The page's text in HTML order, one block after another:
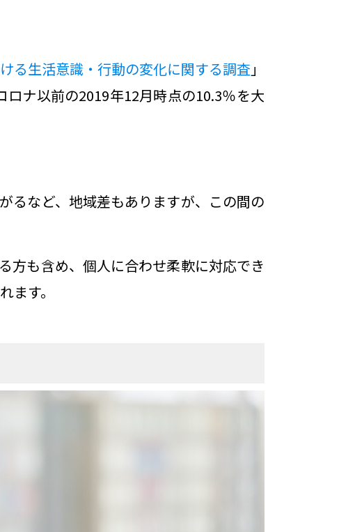
る生活意識・行動の変化に関する調査 」
ナ以前の2019年12月時点の10.3％を大
るなど、地域差もありますが、この間の
方も含め、個人に合わせ柔軟に対応でき
ます。